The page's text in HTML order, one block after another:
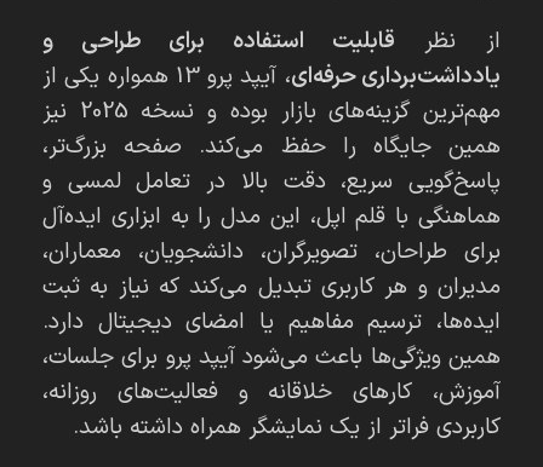
از نظر قابلیت استفاده برای طراحی و
یادداشت‌برداری حرفه‌ای
، آیپد پرو 13 همواره یکی از
مهم‌ترین گزینه‌های بازار بوده و نسخه 2025 نیز
همین جایگاه را حفظ می‌کند. صفحه بزرگ‌تر،
پاسخ‌گویی سریع، دقت بالا در تعامل لمسی و
هماهنگی با قلم اپل، این مدل را به ابزاری ایده‌آل
برای طراحان، تصویرگران، دانشجویان، معماران،
مدیران و هر کاربری تبدیل می‌کند که نیاز به ثبت
ایده‌ها، ترسیم مفاهیم یا امضای دیجیتال دارد.
همین ویژگی‌ها باعث می‌شود آیپد پرو برای جلسات،
آموزش، کارهای خلاقانه و فعالیت‌های روزانه،
کاربردی فراتر از یک نمایشگر همراه داشته باشد.